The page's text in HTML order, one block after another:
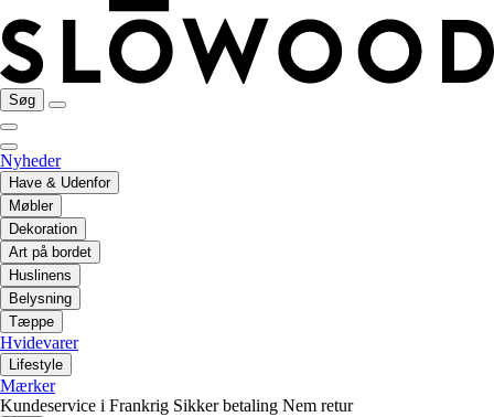
Søg
Nyheder
Have & Udenfor
Møbler
Dekoration
Art på bordet
Huslinens
Belysning
Tæppe
Hvidevarer
Lifestyle
Mærker
Kundeservice i Frankrig Sikker betaling Nem retur